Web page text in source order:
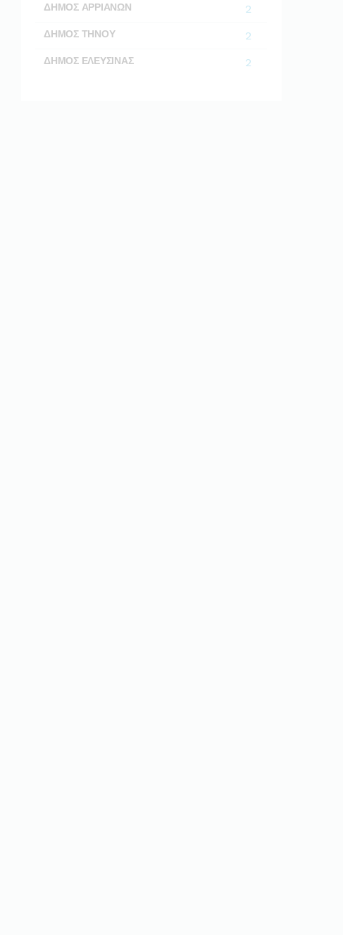
ΔΗΜΟΣ ΑΡΡΙΑΝΩΝ 2
ΔΗΜΟΣ ΤΗΝΟΥ 2
ΔΗΜΟΣ ΕΛΕΥΣΙΝΑΣ 2